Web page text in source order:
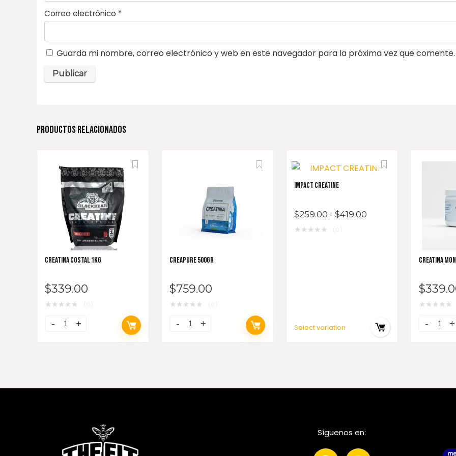
Correo electrónico *
Guarda mi nombre, correo electrónico y web en este navegador para la próxima vez que comente.
PRODUCTOS RELACIONADOS
CREATINA COSTAL 1KG
$339.00
★★★★★
CREAPURE 500GR
$759.00
★★★★★
IMPACT CREATINE
$259.00 - $419.00
★★★★★
Select variation
CREATINA
$
★★★★★
Síguenos en: